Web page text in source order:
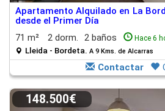
Apartamento Alquilado en La
desde el Primer Día
71 m²
2 dorm. 2 baños Hace 6
Lleida - Bordeta. A 9 Kms. de Alcarras
Contactar
148.500€